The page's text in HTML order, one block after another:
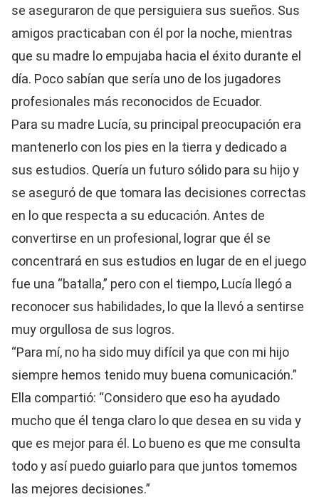
se aseguraron de que persiguiera sus sueños. Sus
amigos practicaban con él por la noche, mientras
que su madre lo empujaba hacia el éxito durante el
día. Poco sabían que sería uno de los jugadores
profesionales más reconocidos de Ecuador.
Para su madre Lucía, su principal preocupación era
mantenerlo con los pies en la tierra y dedicado a
sus estudios. Quería un futuro sólido para su hijo y
se aseguró de que tomara las decisiones correctas
en lo que respecta a su educación. Antes de
convertirse en un profesional, lograr que él se
concentrará en sus estudios en lugar de en el juego
fue una “batalla,” pero con el tiempo, Lucía llegó a
reconocer sus habilidades, lo que la llevó a sentirse
muy orgullosa de sus logros.
“Para mí, no ha sido muy difícil ya que con mi hijo
siempre hemos tenido muy buena comunicación.”
Ella compartió: “Considero que eso ha ayudado
mucho que él tenga claro lo que desea en su vida y
que es mejor para él. Lo bueno es que me consulta
todo y así puedo guiarlo para que juntos tomemos
las mejores decisiones.”